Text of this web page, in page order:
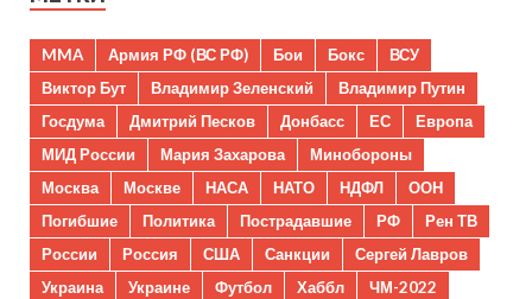
MMA Армия РФ (ВС РФ) Бои Бокс
ВСУ
Виктор Бут
Владимир Зеленский
Владимир Путин
Госдума
Дмитрий Песков Донбасс ЕС
Европа
МИД России
Мария Захарова
Минобороны
Москва
Москве НАСА НАТО НДФЛ
ООН
Погибшие
Политика Пострадавшие РФ
Рен ТВ
России
Россия США Санкции
Сергей Лавров
Украина
Украине Футбол Хаббл
ЧМ-2022